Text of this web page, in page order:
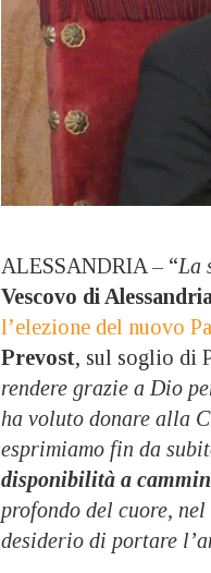
ALESSANDRIA – “La
Vescovo di Alessandria
l’elezione del nuovo
Prevost, sul soglio di
rendere grazie a Dio
ha voluto donare alla
esprimiamo fin da
disponibilità a
profondo del cuore,
desiderio di portare